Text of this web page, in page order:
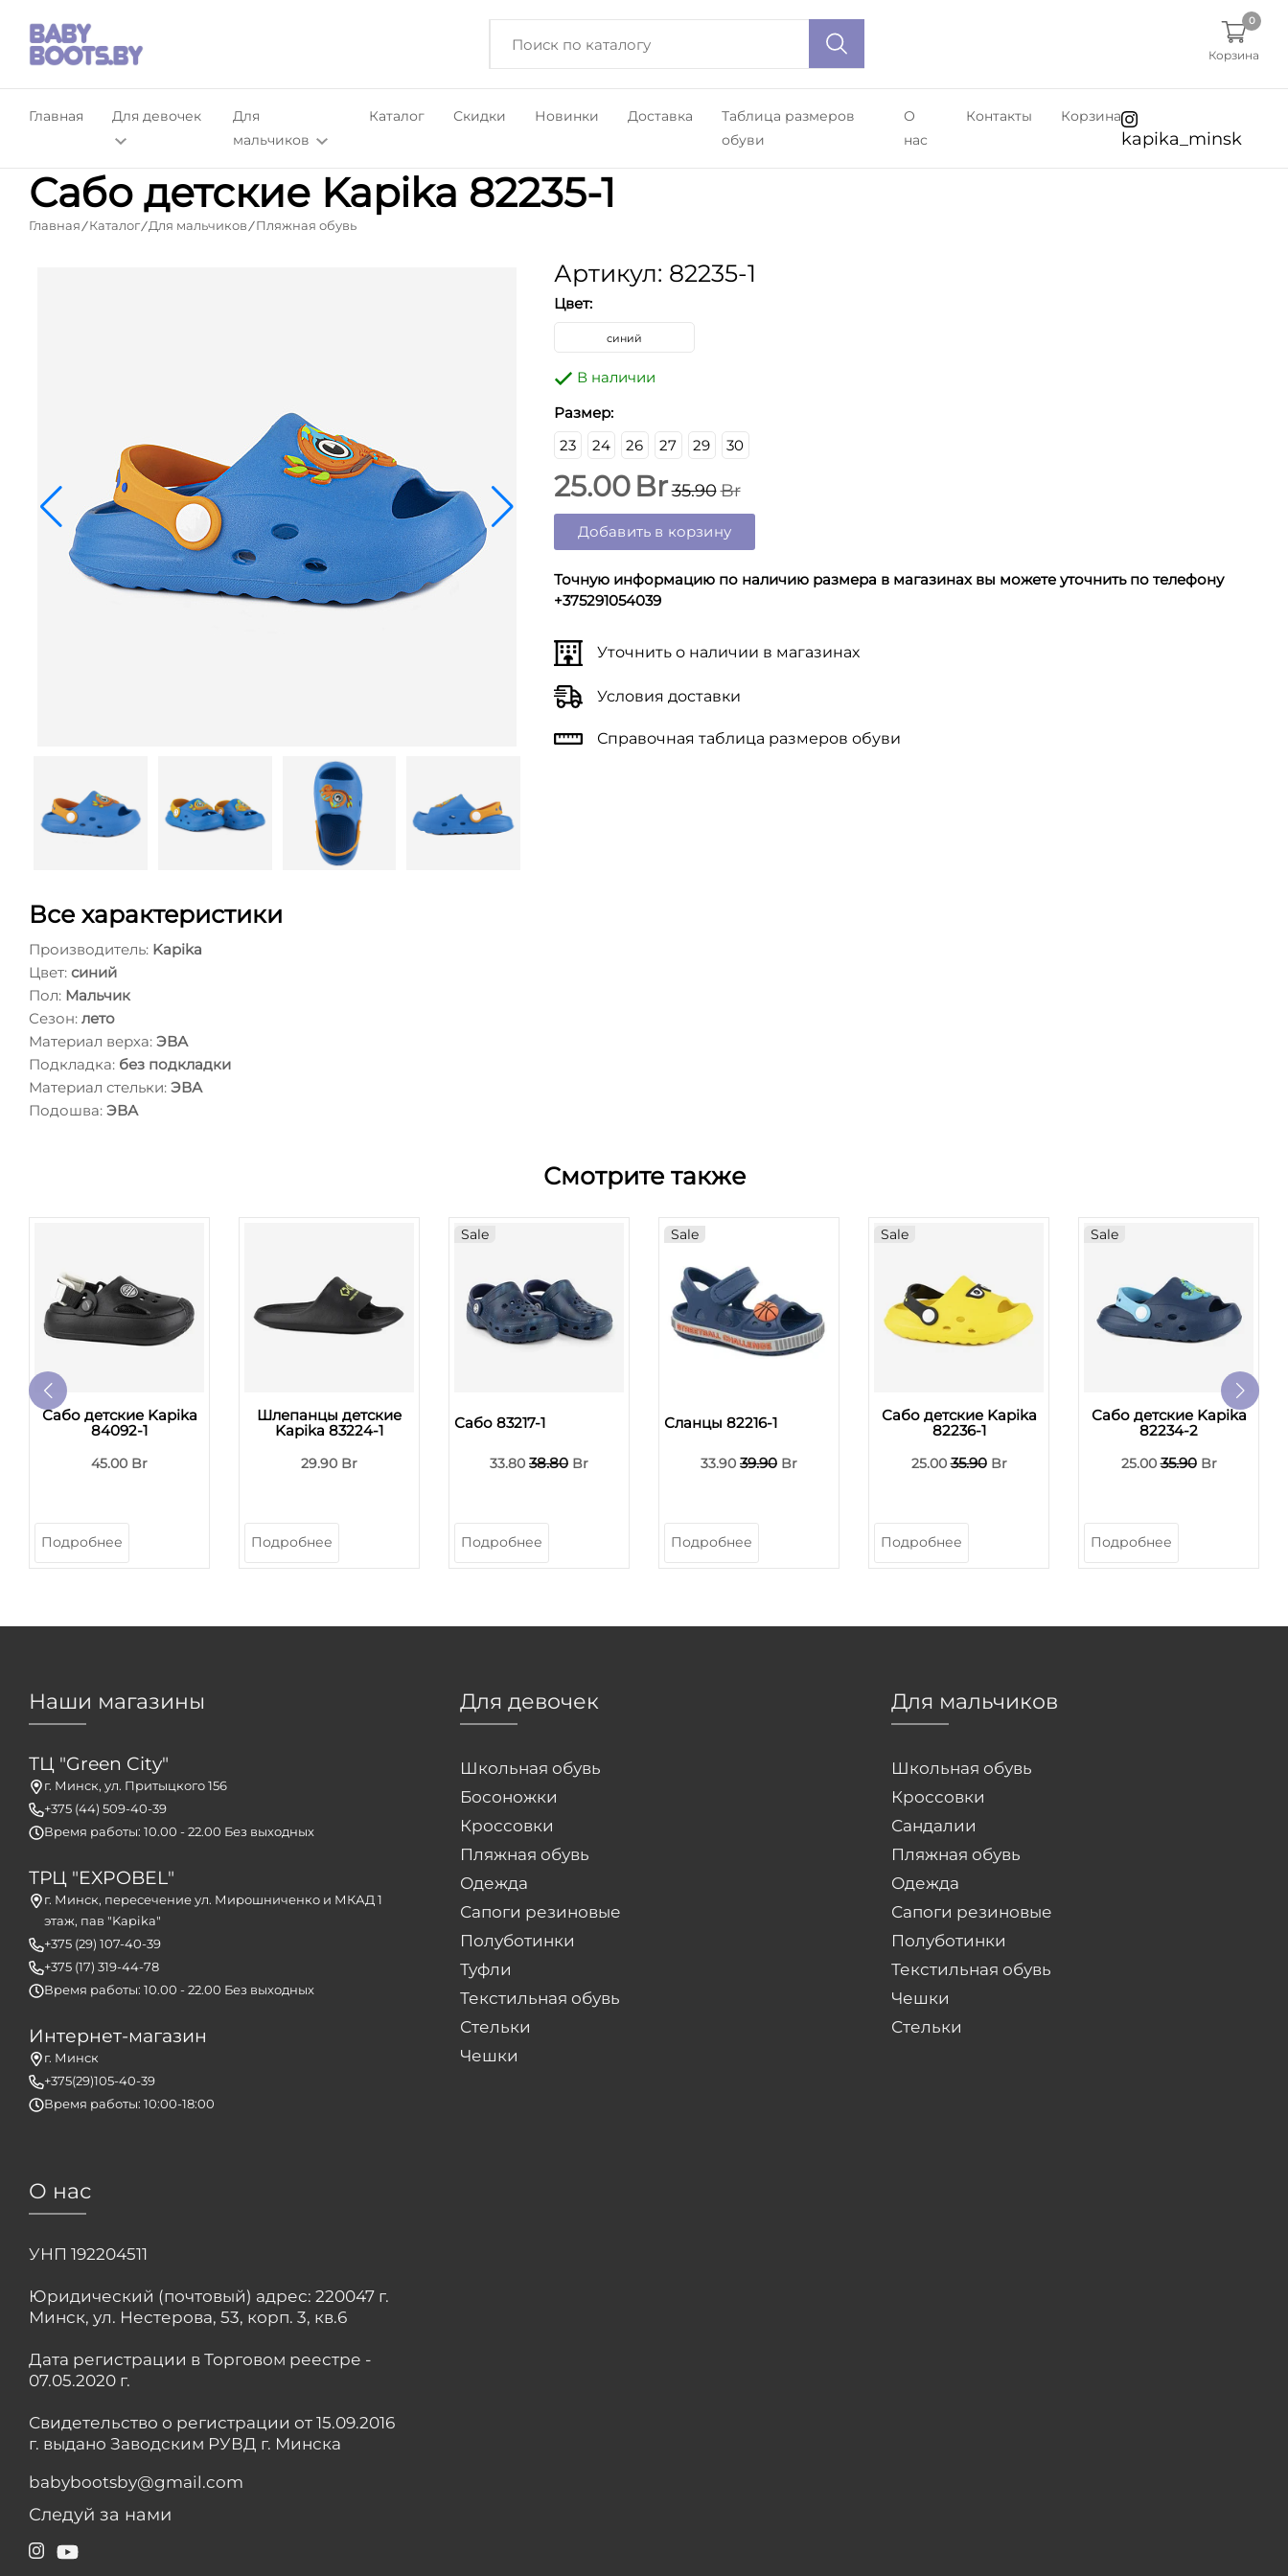
Корзина
0
Главная Для девочек
Для
мальчиков
Каталог Скидки Новинки Доставка
Таблица размеров
обуви
О
нас
Контакты Корзина
kapika_minsk
Сабо детские Kapika 82235-1
Главная Каталог Для мальчиков Пляжная обувь
Артикул: 82235-1
Цвет:
синий
В наличии
Размер:
23
24 26 27 29 30
25.00 Br35.90Br
Добавить в корзину
Точную информацию по наличию размера в магазинах вы можете уточнить по телефону
+375291054039
Уточнить о наличии в магазинах
Условия доставки
Справочная таблица размеров обуви
Все характеристики
Производитель: Kapika
Цвет: синий
Пол: Мальчик
Сезон: лето
Материал верха: ЭВА
Подкладка: без подкладки
Материал стельки: ЭВА
Подошва: ЭВА
Смотрите также
Сабо детские Kapika
84092-1
45.00 Br
Подробнее
Шлепанцы детские
Kapika 83224-1
29.90 Br
Подробнее
Sale
Сабо 83217-1
33.80 38.80 Br
Подробнее
Sale
Сланцы 82216-1
33.90 39.90 Br
Подробнее
Sale
Сабо детские Kapika
82236-1
25.0035.90Br
Подробнее
Sale
Сабо детские Kapika
82234-2
25.0035.90Br
Подробнее
Наши магазины
ТЦ "Green City"
г. Минск, ул. Притыцкого 156
+375 (44) 509-40-39
Время работы: 10.00 - 22.00 Без выходных
ТРЦ "EXPOBEL"
г. Минск, пересечение ул. Мирошниченко и МКАД 1
этаж, пав "Kapika"
+375 (29) 107-40-39
+375 (17) 319-44-78
Время работы: 10.00 - 22.00 Без выходных
Интернет-магазин
г. Минск
+375(29)105-40-39
Время работы: 10:00-18:00
Для девочек
Школьная обувь
Босоножки
Кроссовки
Пляжная обувь
Одежда
Сапоги резиновые
Полуботинки
Туфли
Текстильная обувь
Стельки
Чешки
Для мальчиков
Школьная обувь
Кроссовки
Сандалии
Пляжная обувь
Одежда
Сапоги резиновые
Полуботинки
Текстильная обувь
Чешки
Стельки
О нас
УНП 192204511
Юридический (почтовый) адрес: 220047 г.
Минск, ул. Нестерова, 53, корп. 3, кв.6
Дата регистрации в Торговом реестре -
07.05.2020 г.
Свидетельство о регистрации от 15.09.2016
г. выдано Заводским РУВД г. Минска
babybootsby@gmail.com
Следуй за нами
Instagram
YouTube